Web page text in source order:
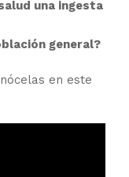
una ingesta
general?
en este